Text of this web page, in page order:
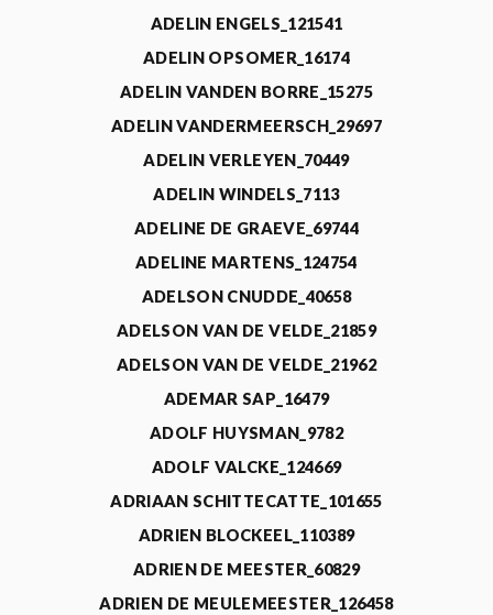
ADELIN ENGELS_121541
ADELIN OPSOMER_16174
ADELIN VANDEN BORRE_15275
ADELIN VANDERMEERSCH_29697
ADELIN VERLEYEN_70449
ADELIN WINDELS_7113
ADELINE DE GRAEVE_69744
ADELINE MARTENS_124754
ADELSON CNUDDE_40658
ADELSON VAN DE VELDE_21859
ADELSON VAN DE VELDE_21962
ADEMAR SAP_16479
ADOLF HUYSMAN_9782
ADOLF VALCKE_124669
ADRIAAN SCHITTECATTE_101655
ADRIEN BLOCKEEL_110389
ADRIEN DE MEESTER_60829
ADRIEN DE MEULEMEESTER_126458